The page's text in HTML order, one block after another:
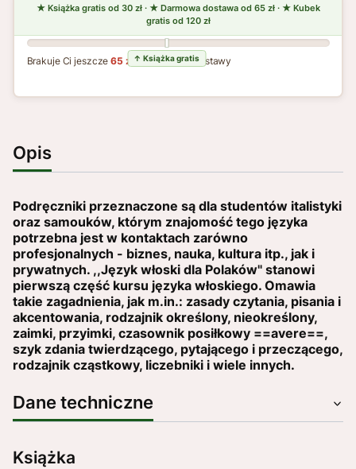
Brakuje Ci jeszcze65 zł do darmowej dostawy
Opis
Podręczniki przeznaczone są dla studentów italistyki
oraz samouków, którym znajomość tego języka
potrzebna jest w kontaktach zarówno
profesjonalnych - biznes, nauka, kultura itp., jak i
prywatnych. ,,Język włoski dla Polaków" stanowi
pierwszą część kursu języka włoskiego. Omawia
takie zagadnienia, jak m.in.: zasady czytania, pisania i
akcentowania, rodzajnik określony, nieokreślony,
zaimki, przyimki, czasownik posiłkowy ==avere==,
szyk zdania twierdzącego, pytającego i przeczącego,
rodzajnik cząstkowy, liczebniki i wiele innych.
Dane techniczne
Książka